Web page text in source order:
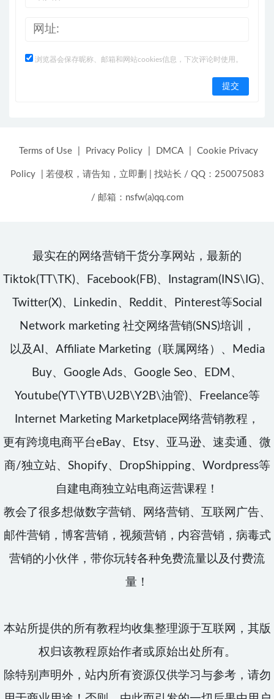
浏览器会保存昵称、邮箱和网站cookies信息，下次评论时使用。
Terms of Use Privacy Policy DMCA Cookie Privacy
Policy 若侵权，请告知，立即删 找站长 / QQ：250075083
/ 邮箱：nsfw(a)qq.com
最实在的网络营销干货分享网站，最新的
Tiktok(TT\TK)、Facebook(FB)、Instagram(INS\IG)、
Twitter(X)、Linkedin、Reddit、Pinterest等Social
Network marketing 社交网络营销(SNS)培训，
以及AI、Affiliate Marketing（联属网络）、Media
Buy、Google Ads、Google Seo、EDM、
Youtube(YT\YTB\U2B\Y2B\油管)、Freelance等
Internet Marketing Marketplace网络营销教程，
更有跨境电商平台eBay、Etsy、亚马逊、速卖通、微
商/独立站、Shopify、DropShipping、Wordpress等
自建电商独立站电商运营课程！
教会了很多想做数字营销、网络营销、互联网广告、
邮件营销，博客营销，视频营销，内容营销，病毒式
营销的小伙伴，带你玩转各种免费流量以及付费流
量！
本站所提供的所有教程均收集整理源于互联网，其版
权归该教程原始作者或原始出处所有。
除特别声明外，站内所有资源仅供学习与参考，请勿